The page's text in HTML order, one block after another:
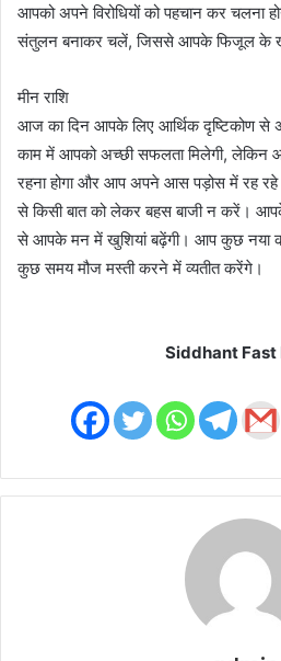
आपको अपने विरोधियों को पहचान कर चलना
संतुलन बनाकर चलें, जिससे आपके फिजूल के
मीन राशि
आज का दिन आपके लिए आर्थिक दृष्टिकोण से
काम में आपको अच्छी सफलता मिलेगी, लेकिन
रहना होगा और आप अपने आस पड़ोस में रह रहे
से किसी बात को लेकर बहस बाजी न करें।
से आपके मन में खुशियां बढ़ेंगी। आप कुछ नया
कुछ समय मौज मस्ती करने में व्यतीत करेंगे।
Siddhant Fast